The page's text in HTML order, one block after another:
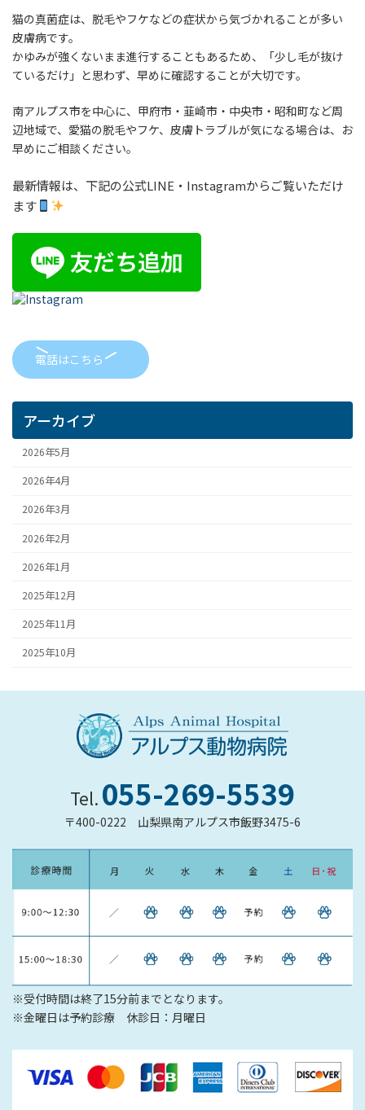
猫の真菌症は、脱毛やフケなどの症状から気づかれることが多い
皮膚病です。
かゆみが強くないまま進行することもあるため、「少し毛が抜け
ているだけ」と思わず、早めに確認することが大切です。
南アルプス市を中心に、甲府市・韮崎市・中央市・昭和町など周
辺地域で、愛猫の脱毛やフケ、皮膚トラブルが気になる場合は、お
早めにご相談ください。
最新情報は、下記の公式LINE・Instagramからご覧いただけ
ます
電話はこちら
アーカイブ
2026年5月
2026年4月
2026年3月
2026年2月
2026年1月
2025年12月
2025年11月
2025年10月
Tel. 055-269-5539
〒400-0222 山梨県南アルプス市飯野3475-6
※受付時間は終了15分前までとなります。
※金曜日は予約診療 休診日：月曜日